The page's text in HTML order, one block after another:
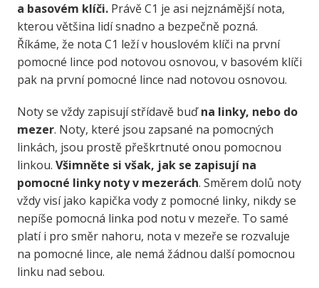
a basovém klíči.Právě C1 je asi nejznámější nota,
kterou většina lidí snadno a bezpečně pozná.
Říkáme, že nota C1 leží v houslovém klíči na první
pomocné lince pod notovou osnovou, v basovém klíči
pak na první pomocné lince nad notovou osnovou.
Noty se vždy zapisují střídavě buďna linky, nebo do
mezer. Noty, které jsou zapsané na pomocných
linkách, jsou prostě přeškrtnuté onou pomocnou
linkou. Všimněte si však, jak se zapisují na
pomocné linky noty v mezerách. Směrem dolů noty
vždy visí jako kapička vody z pomocné linky, nikdy se
nepíše pomocná linka pod notu v mezeře. To samé
platí i pro směr nahoru, nota v mezeře se rozvaluje
na pomocné lince, ale nemá žádnou další pomocnou
linku nad sebou.